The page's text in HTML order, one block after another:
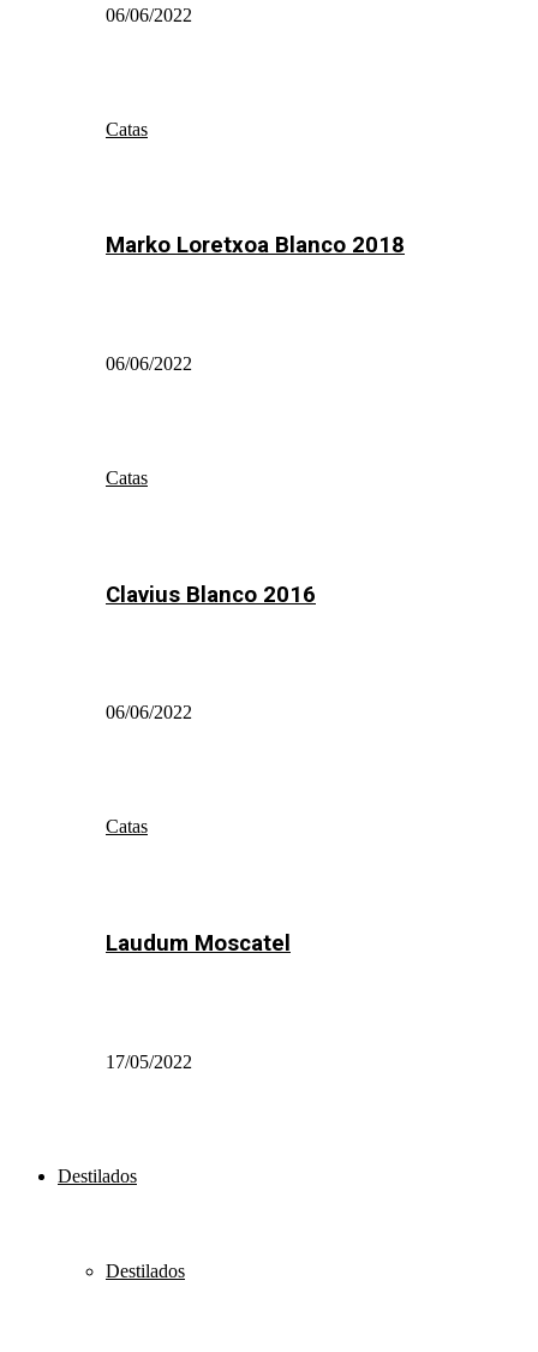
06/06/2022
Catas
Marko Loretxoa Blanco 2018
06/06/2022
Catas
Clavius Blanco 2016
06/06/2022
Catas
Laudum Moscatel
17/05/2022
Destilados
Destilados